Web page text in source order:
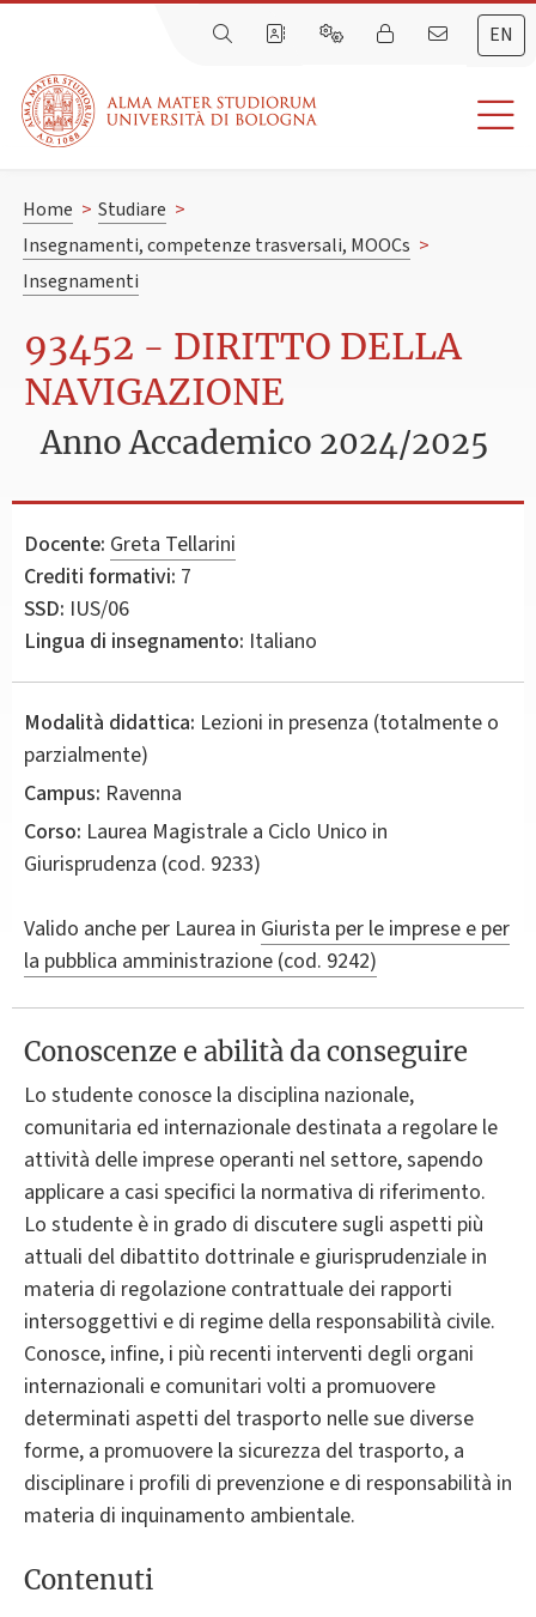
EN
Home > Studiare >
Insegnamenti, competenze trasversali, MOOCs >
Insegnamenti
93452 - DIRITTO DELLA
NAVIGAZIONE
Anno Accademico 2024/2025
Docente: Greta Tellarini
Crediti formativi: 7
SSD: IUS/06
Lingua di insegnamento: Italiano
Modalità didattica: Lezioni in presenza (totalmente o
parzialmente)
Campus: Ravenna
Corso: Laurea Magistrale a Ciclo Unico in
Giurisprudenza (cod. 9233)
Valido anche per Laurea in Giurista per le imprese e per
la pubblica amministrazione (cod. 9242)
Conoscenze e abilità da conseguire
Lo studente conosce la disciplina nazionale,
comunitaria ed internazionale destinata a regolare le
attività delle imprese operanti nel settore, sapendo
applicare a casi specifici la normativa di riferimento.
Lo studente è in grado di discutere sugli aspetti più
attuali del dibattito dottrinale e giurisprudenziale in
materia di regolazione contrattuale dei rapporti
intersoggettivi e di regime della responsabilità civile.
Conosce, infine, i più recenti interventi degli organi
internazionali e comunitari volti a promuovere
determinati aspetti del trasporto nelle sue diverse
forme, a promuovere la sicurezza del trasporto, a
disciplinare i profili di prevenzione e di responsabilità in
materia di inquinamento ambientale.
Contenuti